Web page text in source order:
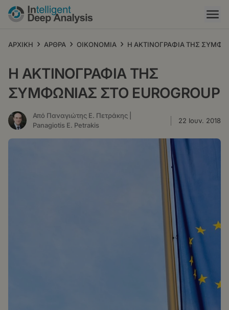
Παράκαμψη
προς
κυρίως
ΑΡΧΙΚΗ › ΑΡΘΡΑ › ΟΙΚΟΝΟΜΙΑ › Η ΑΚΤΙΝΟΓΡΑΦΙΑ ΤΗΣ
Η ΑΚΤΙΝΟΓΡΑΦΙΑ ΤΗΣ
ΣΥΜΦΩΝΙΑΣ ΣΤΟ EUROGROUP
Από Παναγιώτης Ε. Πετράκης |
Panagiotis E. Petrakis
22 Ιουν. 2018